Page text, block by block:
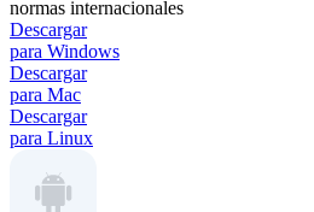
normas internacionales
Descargar
para Windows
Descargar
para Mac
Descargar
para Linux